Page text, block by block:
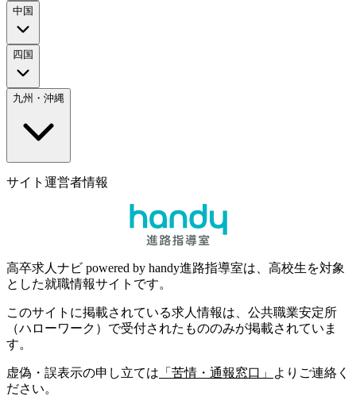
中国
四国
九州・沖縄
サイト運営者情報
高卒求人ナビ powered by handy進路指導室は、高校生を対象
とした就職情報サイトです。
このサイトに掲載されている求人情報は、公共職業安定所
（ハローワーク）で受付されたもののみが掲載されていま
す。
虚偽・誤表示の申し立ては 「苦情・通報窓口」
よりご連絡く
ださい。